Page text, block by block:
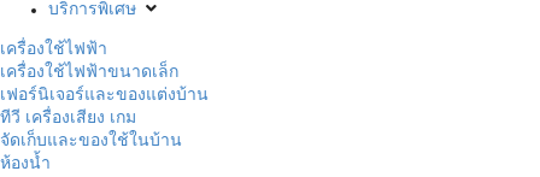
บริการพิเศษ
เครื่องใช้ไฟฟ้า
เครื่องใช้ไฟฟ้าขนาดเล็ก
เฟอร์นิเจอร์และของแต่งบ้าน
ทีวี เครื่องเสียง เกม
จัดเก็บและของใช้ในบ้าน
ห้องน้ำ